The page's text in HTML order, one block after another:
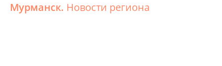
Мурманск. Новости региона